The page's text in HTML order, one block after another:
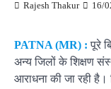
Rajesh Thakur 16/
PATNA (MR) : पूरे
अन्य जिलों के शिक्षण
आराधना की जा रही है।